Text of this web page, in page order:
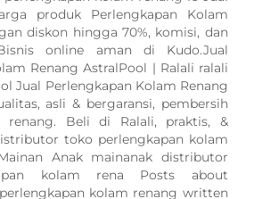
produk Perlengkapan Kolam
diskon hingga 70%, komisi, dan
online aman di Kudo.Jual
Renang AstralPool | Ralali ralali
Jual Perlengkapan Kolam Renang
asli & bergaransi, pembersih
renang. Beli di Ralali, praktis, &
toko perlengkapan kolam
Anak mainanak distributor
kolam rena Posts about
kolam renang written